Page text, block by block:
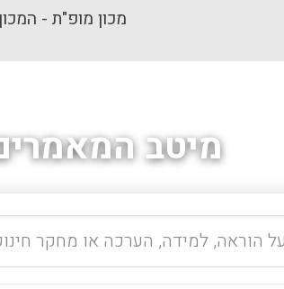
מכון מופ"ת -
מיטב